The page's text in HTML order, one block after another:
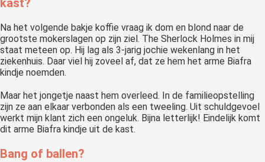
kast?
Na het volgende bakje koffie vraag ik dom en blond naar de
grootste mokerslagen op zijn ziel. The Sherlock Holmes in mij
staat meteen op. Hij lag als 3-jarig jochie wekenlang in het
ziekenhuis. Daar viel hij zoveel af, dat ze hem het arme Biafra
kindje noemden.
Maar het jongetje naast hem overleed. In de familieopstelling
zijn ze aan elkaar verbonden als een tweeling. Uit schuldgevoel
werkt mijn klant zich een ongeluk. Bijna letterlijk! Eindelijk komt
dit arme Biafra kindje uit de kast.
Bang of ballen?